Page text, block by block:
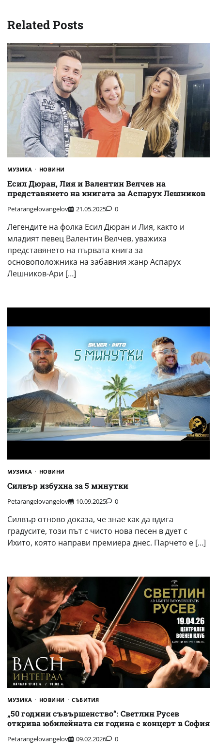
Related Posts
МУЗИКА НОВИНИ
Есил Дюран, Лия и Валентин Велчев на
представянето на книгата за Аспарух Лешников
Petarangelovangelov 21.05.2025 0
Легендите на фолка Есил Дюран и Лия, както и
младият певец Валентин Велчев, уважиха
представянето на първата книга за
основоположника на забавния жанр Аспарух
Лешников-Ари […]
МУЗИКА НОВИНИ
Силвър избухна за 5 минутки
Petarangelovangelov 10.09.2025 0
Силвър отново доказа, че знае как да вдига
градусите, този път с чисто нова песен в дует с
Ихито, която направи премиера днес. Парчето е […]
МУЗИКА НОВИНИ СЪБИТИЯ
„50 години съвършенство“: Светлин Русев
открива юбилейната си година с концерт в София
Petarangelovangelov 09.02.2026 0